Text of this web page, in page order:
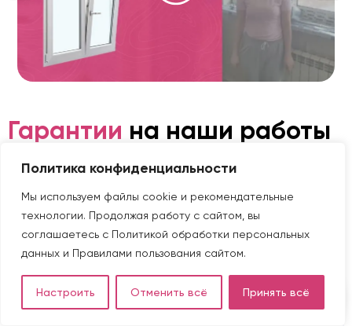
Политика конфиденциальности
Мы используем файлы cookie и рекомендательные
технологии. Продолжая работу с сайтом, вы
соглашаетесь с Политикой обработки персональных
данных и Правилами пользования сайтом.
Настроить Отменить всё Принять всё
Гарантии на наши работы
Надежные окна, которые прослужат десятилетия, в
течение всего срока сохраняя заявленные качества. На
всю продукцию и услуги установки мы предоставляем
гарантию.
от7 лет 2 лет